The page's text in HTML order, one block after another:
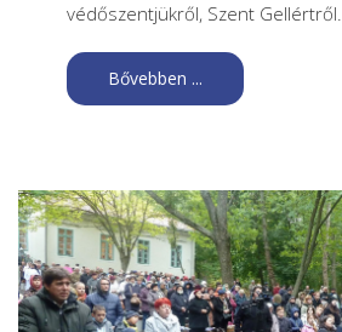
védőszentjükről, Szent Gellértről.
Bővebben ...